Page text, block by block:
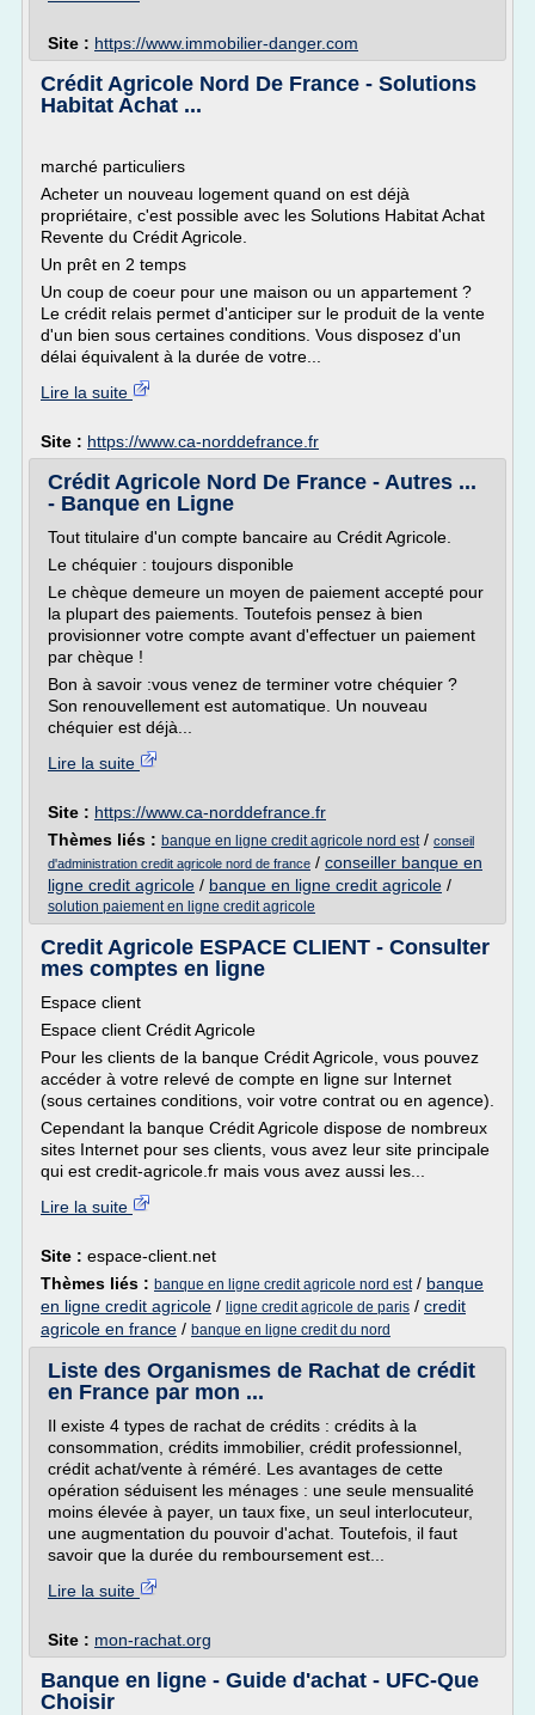
Site : https://www.immobilier-danger.com
Crédit Agricole Nord De France - Solutions
Habitat Achat ...
marché particuliers
Acheter un nouveau logement quand on est déjà
propriétaire, c'est possible avec les Solutions Habitat Achat
Revente du Crédit Agricole.
Un prêt en 2 temps
Un coup de coeur pour une maison ou un appartement ?
Le crédit relais permet d'anticiper sur le produit de la vente
d'un bien sous certaines conditions. Vous disposez d'un
délai équivalent à la durée de votre...
Lire la suite
Site : https://www.ca-norddefrance.fr
Crédit Agricole Nord De France - Autres ...
- Banque en Ligne
Tout titulaire d'un compte bancaire au Crédit Agricole.
Le chéquier : toujours disponible
Le chèque demeure un moyen de paiement accepté pour
la plupart des paiements. Toutefois pensez à bien
provisionner votre compte avant d'effectuer un paiement
par chèque !
Bon à savoir :vous venez de terminer votre chéquier ?
Son renouvellement est automatique. Un nouveau
chéquier est déjà...
Lire la suite
Site : https://www.ca-norddefrance.fr
Thèmes liés : banque en ligne credit agricole nord est/ conseil
d'administration credit agricole nord de france / conseiller banque en
ligne credit agricole / banque en ligne credit agricole /
solution paiement en ligne credit agricole
Credit Agricole ESPACE CLIENT - Consulter
mes comptes en ligne
Espace client
Espace client Crédit Agricole
Pour les clients de la banque Crédit Agricole, vous pouvez
accéder à votre relevé de compte en ligne sur Internet
(sous certaines conditions, voir votre contrat ou en agence).
Cependant la banque Crédit Agricole dispose de nombreux
sites Internet pour ses clients, vous avez leur site principale
qui est credit-agricole.fr mais vous avez aussi les...
Lire la suite
Site : espace-client.net
Thèmes liés : banque en ligne credit agricole nord est/ banque
en ligne credit agricole / ligne credit agricole de paris / credit
agricole en france / banque en ligne credit du nord
Liste des Organismes de Rachat de crédit
en France par mon ...
Il existe 4 types de rachat de crédits : crédits à la
consommation, crédits immobilier, crédit professionnel,
crédit achat/vente à réméré. Les avantages de cette
opération séduisent les ménages : une seule mensualité
moins élevée à payer, un taux fixe, un seul interlocuteur,
une augmentation du pouvoir d'achat. Toutefois, il faut
savoir que la durée du remboursement est...
Lire la suite
Site : mon-rachat.org
Banque en ligne - Guide d'achat - UFC-Que
Choisir